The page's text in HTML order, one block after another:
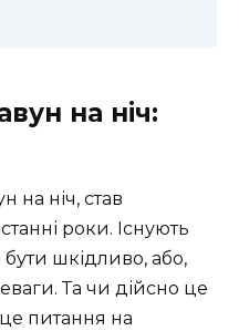
на ніч:
на ніч, став
роки. Існують
шкідливо, або,
Та чи дійсно це
питання на